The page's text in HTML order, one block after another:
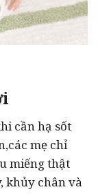
cần hạ sốt
mẹ chỉ
miếng thật
khủy chân và